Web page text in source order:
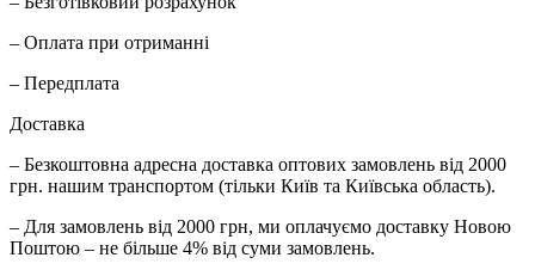
– Оплата при отриманні
– Передплата
Доставка
– Безкоштовна адресна доставка оптових замовлень від 2000
грн. нашим транспортом (тільки Київ та Київська область).
– Для замовлень від 2000 грн, ми оплачуємо доставку Новою
Поштою – не більше 4% від суми замовлень.